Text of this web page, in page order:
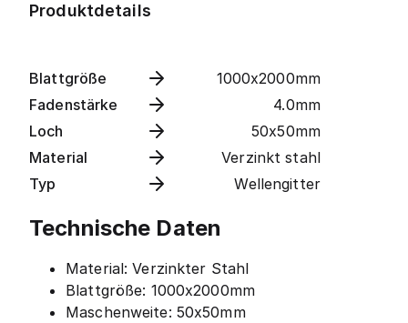
Produktdetails
Blattgröße
1000x2000mm
Fadenstärke
4.0mm
Loch
50x50mm
Material
Verzinkt stahl
Typ
Wellengitter
Technische Daten
Material: Verzinkter Stahl
Blattgröße: 1000x2000mm
Maschenweite: 50x50mm